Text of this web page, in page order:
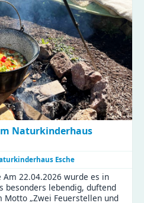
Naturkinderhaus
Esche
22.04.2026 wurde es in
besonders lebendig, duftend
Motto „Zwei Feuerstellen und